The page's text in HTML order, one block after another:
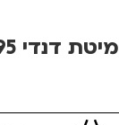
מיטת דנדי 95